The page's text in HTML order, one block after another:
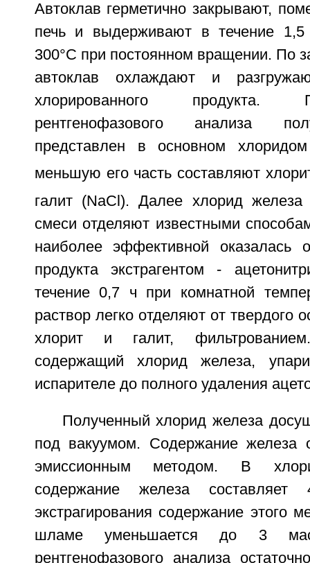
Автоклав герметично закрывают,
печь и выдерживают в течение 1,5
300°С при постоянном вращении. По
автоклав охлаждают и
хлорированного продукта.
рентгенофазового анализа
представлен в основном
меньшую его часть составляют
галит (NaCl). Далее хлорид железа
смеси отделяют известными
наиболее эффективной оказалась
продукта экстрагентом -
течение 0,7 ч при комнатной
раствор легко отделяют от твердого
хлорит и галит,
содержащий хлорид железа,
испарителе до полного удаления
Полученный хлорид железа
под вакуумом. Содержание железа
эмиссионным методом. В
содержание железа
экстрагирования содержание этого
шламе уменьшается до 3
рентгенофазового анализа